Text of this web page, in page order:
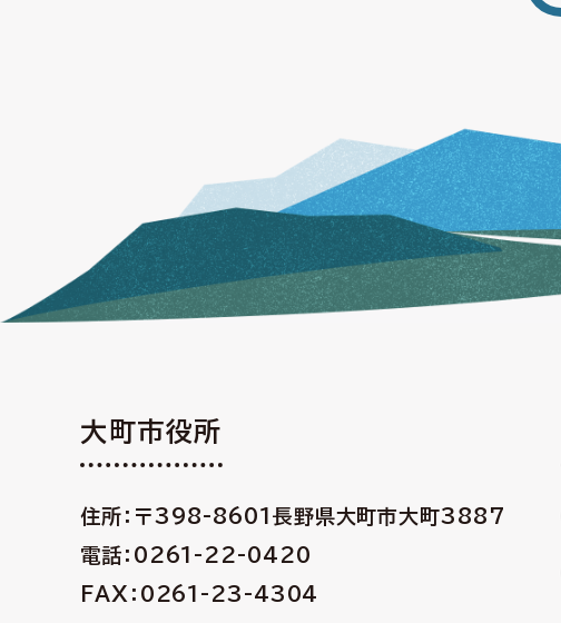
大町市役所
住所：〒398-8601 長野県大町市大町3887
電話：0261-22-0420
FAX：0261-23-4304